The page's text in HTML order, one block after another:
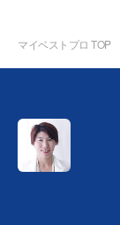
マイベストプロ TOP